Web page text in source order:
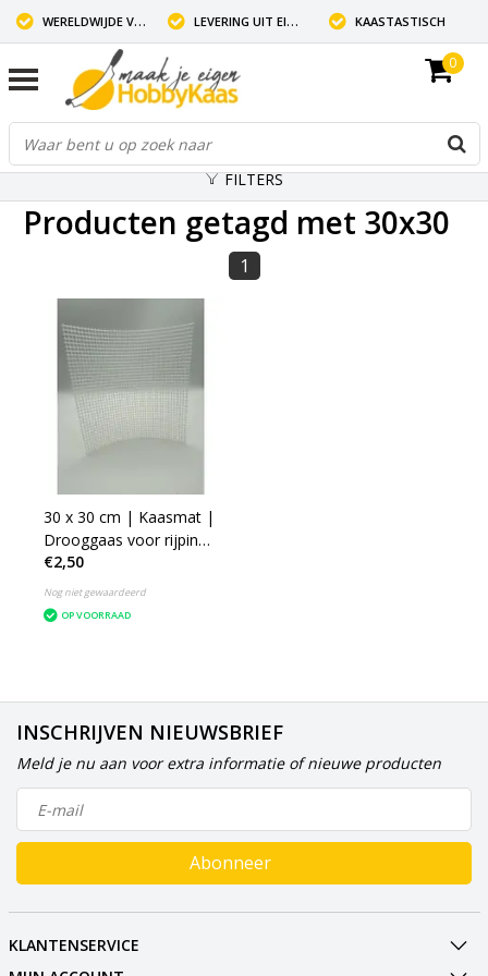
WERELDWIJDE VERZENDING LEVERING UIT EIGEN VOORRAAD KAASTASTISCH
0
FILTERS
Producten getagd met 30x30
1
30 x 30 cm | Kaasmat |
Drooggaas voor rijping
van kaas
€2,50
Nog niet gewaardeerd
OP VOORRAAD
INSCHRIJVEN NIEUWSBRIEF
Meld je nu aan voor extra informatie of nieuwe producten
Abonneer
KLANTENSERVICE